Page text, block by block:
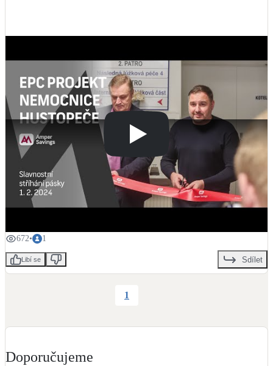
Retence deštové vody
Akumulace dešťovky
Zelená střecha
Vegetační střechy
Větrné elektrárny NEW
Malé i velké turbíny
672• 1
Libí se Sdílet
1
Doporučujeme